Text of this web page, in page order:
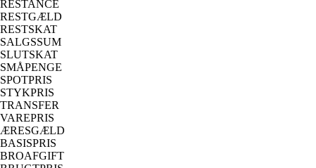
RESTANCE
RESTGÆLD
RESTSKAT
SALGSSUM
SLUTSKAT
SMÅPENGE
SPOTPRIS
STYKPRIS
TRANSFER
VAREPRIS
ÆRESGÆLD
BASISPRIS
BROAFGIFT